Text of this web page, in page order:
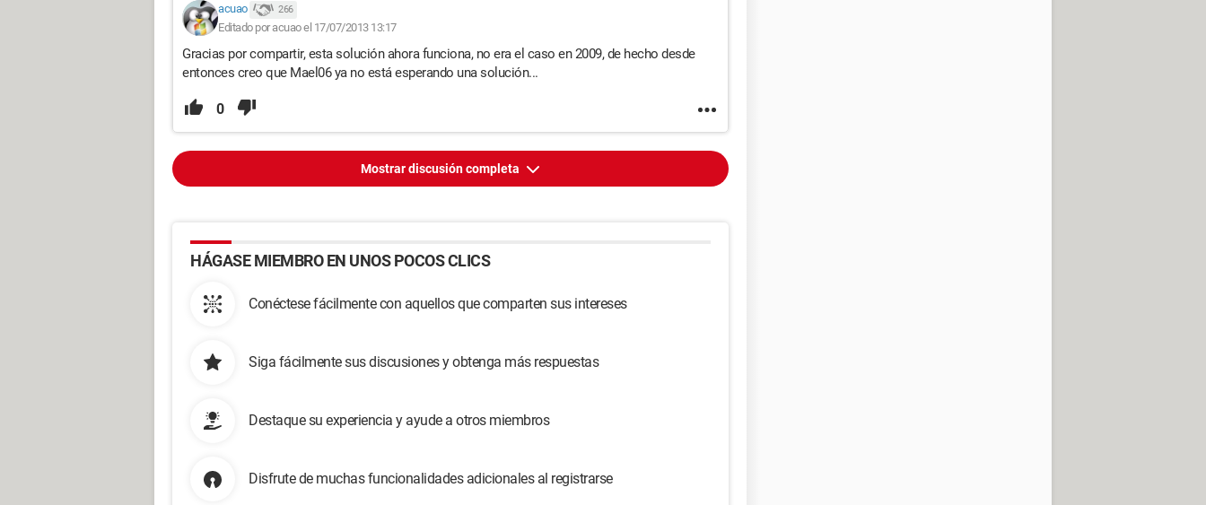
acuao 266
Editado por acuao el 17/07/2013 13:17
Gracias por compartir, esta solución ahora funciona, no era el caso en 2009, de hecho desde
entonces creo que Mael06 ya no está esperando una solución...
0
Mostrar discusión completa
HÁGASE MIEMBRO EN UNOS POCOS CLICS
Conéctese fácilmente con aquellos que comparten sus intereses
Siga fácilmente sus discusiones y obtenga más respuestas
Destaque su experiencia y ayude a otros miembros
Disfrute de muchas funcionalidades adicionales al registrarse